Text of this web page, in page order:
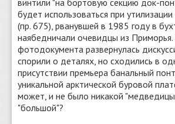
будет использоваться при
(пр. 675), рванувшей в 1985 году в
наябедничали очевидцы из Приморья.
фотодокумента развернулась
спорили о деталях, но сходились в
присутствии премьера банальный
уникальной арктической буровой
может, и не было никакой
"большой"?